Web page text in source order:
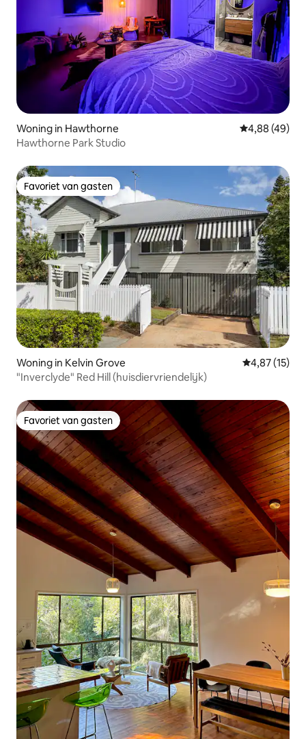
Woning in Hawthorne Gemiddelde
4,88 (49)
Hawthorne Park Studio
Favoriet van gasten
Favoriet van gasten
Woning in Kelvin Grove Gemiddelde
4,87 (15)
"Inverclyde" Red Hill (huisdiervriendelijk)
Favoriet van gasten
Favoriet van gasten